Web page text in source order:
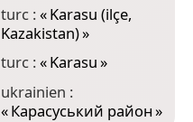
turc :«Karasu (ilçe,
Kazakistan)»
turc :«Karasu»
ukrainien :
«Карасуський район»